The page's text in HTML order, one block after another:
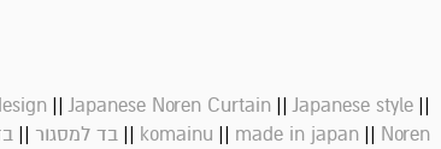
||Japanese Noren Curtain||Japanese style||
komainu || made in japan|| Noren
||בד למסגור ||